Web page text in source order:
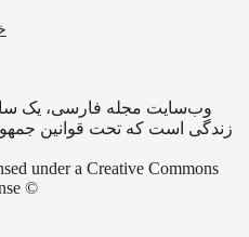
وب‌سایت مجله فارسی، یک
زندگی است که تحت قوانین
under a Creative Commons
©️